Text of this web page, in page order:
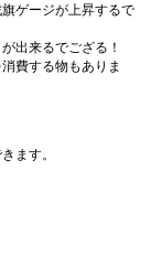
ゲージが上昇するで
出来るでござる！
費する物もありま
ます。